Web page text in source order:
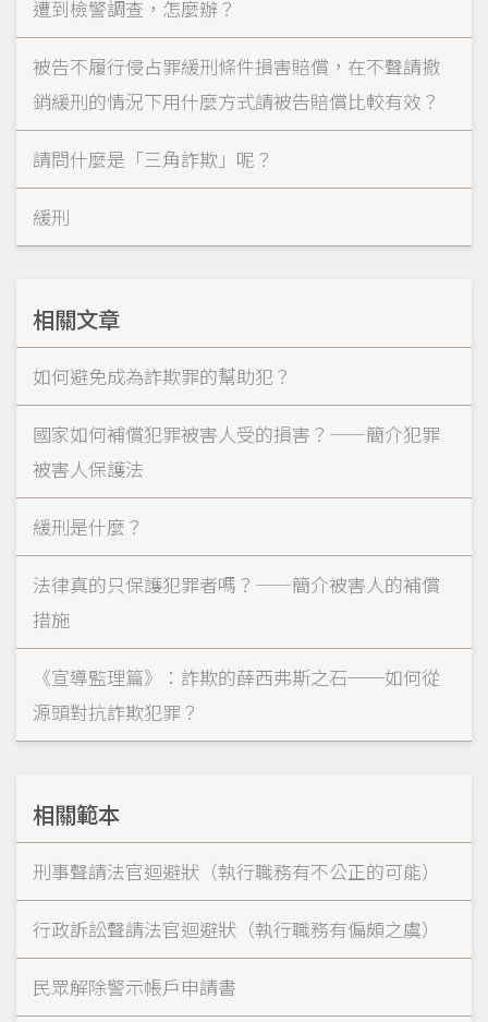
遭到檢警調查，怎麼辦？
被告不履行侵占罪緩刑條件損害賠償，在不聲請撤
銷緩刑的情況下用什麼方式請被告賠償比較有效？
請問什麼是「三角詐欺」呢？
緩刑
相關文章
如何避免成為詐欺罪的幫助犯？
國家如何補償犯罪被害人受的損害？——簡介犯罪
被害人保護法
緩刑是什麼？
法律真的只保護犯罪者嗎？——簡介被害人的補償
措施
《宣導監理篇》：詐欺的薛西弗斯之石──如何從
源頭對抗詐欺犯罪？
相關範本
刑事聲請法官迴避狀（執行職務有不公正的可能）
行政訴訟聲請法官迴避狀（執行職務有偏頗之虞）
民眾解除警示帳戶申請書